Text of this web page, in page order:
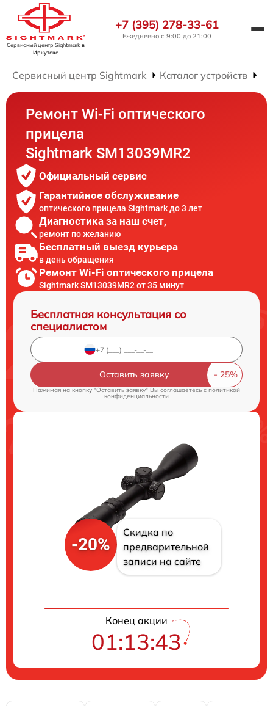
Сервисный центр Sightmarkв
Иркутске
+7 (395) 278-33-61
Ежедневно с 9:00 до 21:00
Сервисный центр Sightmark Каталог устройств
Ремонт Wi-Fi оптического
прицела
Sightmark SM13039MR2
Официальный сервис
Гарантийное обслуживание
оптического прицела Sightmark до 3 лет
Диагностика за наш счет,
ремонт по желанию
Бесплатный выезд курьера
в день обращения
Ремонт Wi-Fi оптического прицела
Sightmark SM13039MR2 от 35 минут
Бесплатная консультация со
специалистом
Оставить заявку
Нажимая на кнопку "Оставить заявку" Вы соглашаетесь cполитикой
конфиденциальности
-20%
Скидка по
предварительной
записи на сайте
Конец акции
01:13:42